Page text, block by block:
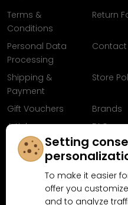
Terms &
Conditions
Return
Personal Data
Processing
Contact
Shipping &
Payment
Store
Gift Vouchers
Brands
Articles
FAQ
Follow us on
Facebook
Setting
To make it easier
offer you
and to analyze